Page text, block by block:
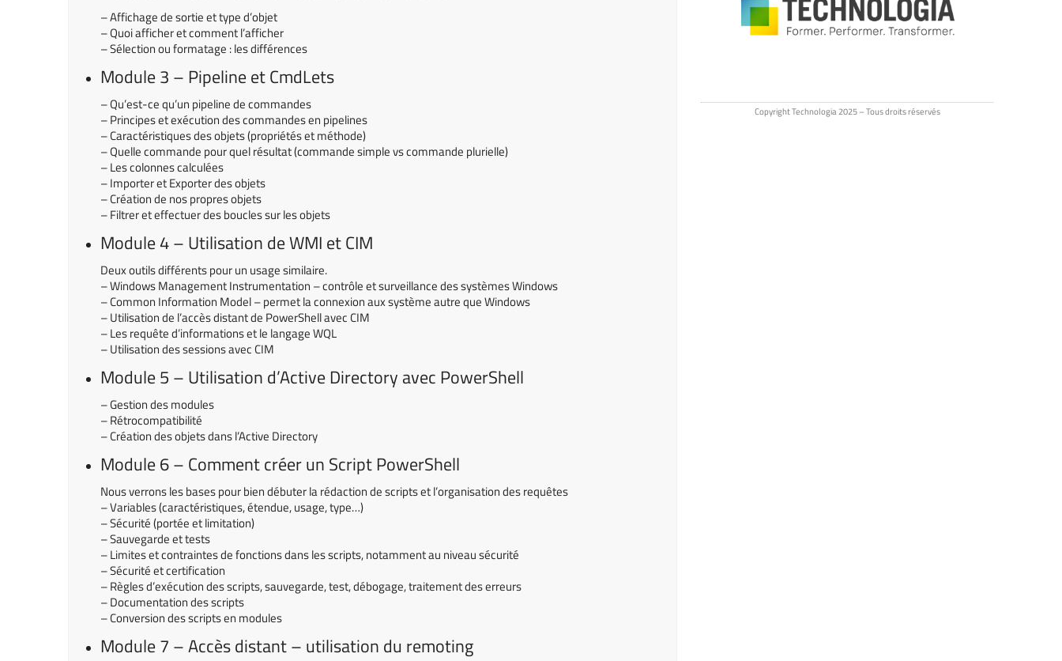
– Affichage de sortie et type d’objet
– Quoi afficher et comment l’afficher
– Sélection ou formatage : les différences
Module 3 – Pipeline et CmdLets
– Qu’est-ce qu’un pipeline de commandes
– Principes et exécution des commandes en pipelines
– Caractéristiques des objets (propriétés et méthode)
– Quelle commande pour quel résultat (commande simple vs commande plurielle)
– Les colonnes calculées
– Importer et Exporter des objets
– Création de nos propres objets
– Filtrer et effectuer des boucles sur les objets
Module 4 – Utilisation de WMI et CIM
Deux outils différents pour un usage similaire.
– Windows Management Instrumentation – contrôle et surveillance des systèmes Windows
– Common Information Model – permet la connexion aux système autre que Windows
– Utilisation de l’accès distant de PowerShell avec CIM
– Les requête d’informations et le langage WQL
– Utilisation des sessions avec CIM
Module 5 – Utilisation d’Active Directory avec PowerShell
– Gestion des modules
– Rétrocompatibilité
– Création des objets dans l’Active Directory
Module 6 – Comment créer un Script PowerShell
Nous verrons les bases pour bien débuter la rédaction de scripts et l’organisation des requêtes
– Variables (caractéristiques, étendue, usage, type…)
– Sécurité (portée et limitation)
– Sauvegarde et tests
– Limites et contraintes de fonctions dans les scripts, notamment au niveau sécurité
– Sécurité et certification
– Règles d’exécution des scripts, sauvegarde, test, débogage, traitement des erreurs
– Documentation des scripts
– Conversion des scripts en modules
Module 7 – Accès distant – utilisation du remoting
Copyright Technologia 2025 – Tous droits réservés